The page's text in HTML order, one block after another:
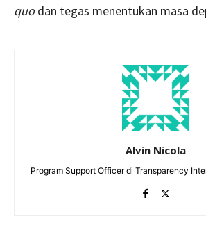
quodan tegas menentukan masa
Alvin Nicola
Program Support Officer di Transparency